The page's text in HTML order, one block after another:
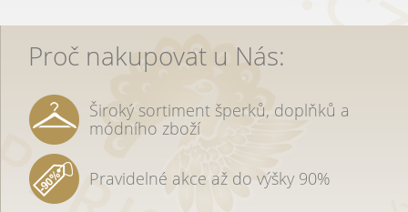
Proč nakupovat u Nás:
Široký sortiment šperků, doplňků a
módního zboží
Pravidelné akce až do výšky 90%